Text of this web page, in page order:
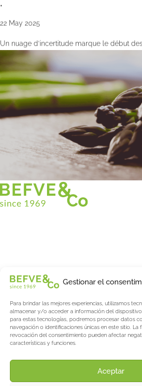
Gestionar el
Para brindar las mejores experiencias, utilizamos
almacenar y/o acceder a información del
para estas tecnologías, podremos procesar datos
navegación o identificaciones únicas en este sitio.
revocación del consentimiento pueden afectar
características y funciones.
Aceptar
•
22 May 2025
Un nuage d’incertitude marque le début
Befve & Co
Servicios
Fogonadura
Actualités & Evènements
El blog de espárragos y bayas